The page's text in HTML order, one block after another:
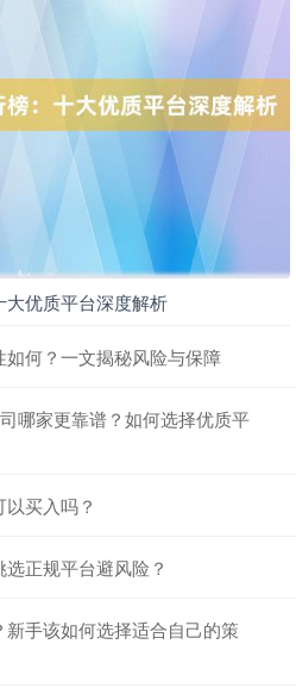
+3.42 +0.30%
-1.63 -0.02%
大优质平台深度解析
何？一文揭秘风险与保障
哪家更靠谱？如何选择优质平
买入吗？
正规平台避风险？
新手该如何选择适合自己的策